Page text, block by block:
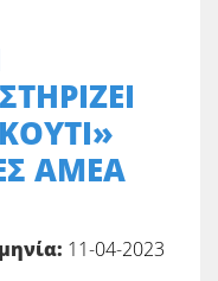
ΑΜΕΑ
11-04-2023